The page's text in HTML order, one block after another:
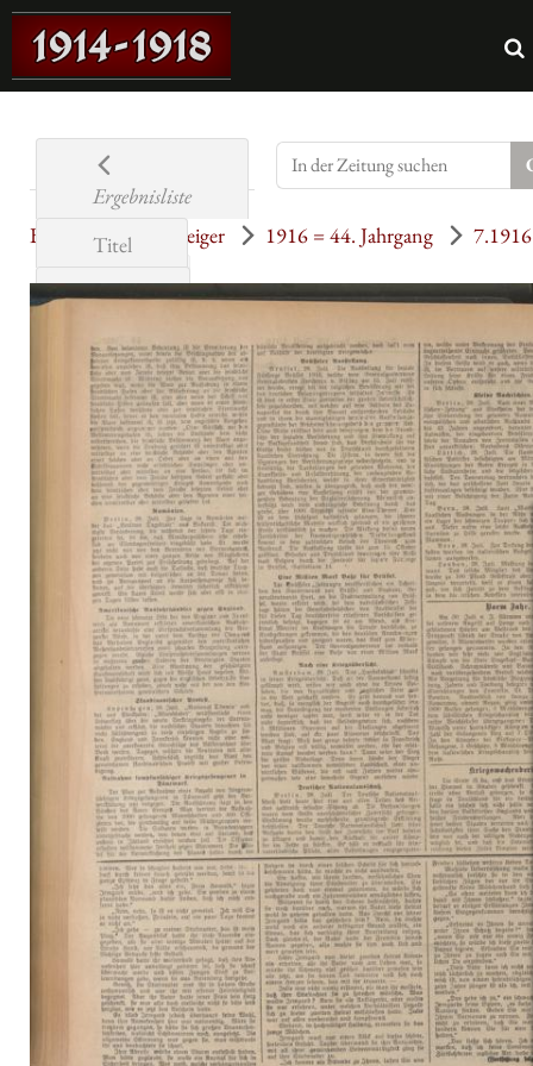
Ergebnisliste
Titel
Jahre
Übersicht
Seite
Bockenheimer Anzeiger 1916 = 44. Jahrgang
7.1916